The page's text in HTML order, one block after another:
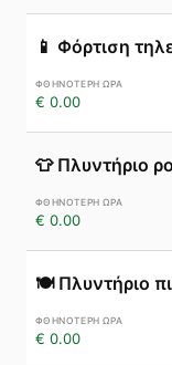
📱 Φόρτιση
€ 0.00
👕 Πλυντήριο
€ 0.00
🍽️ Πλυντήριο
€ 0.00